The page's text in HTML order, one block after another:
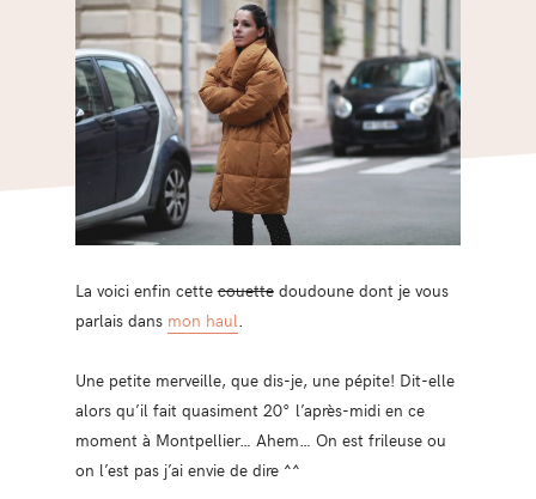
La voici enfin cettecouettedoudoune dont je vous
parlais dans mon haul.
Une petite merveille, que dis-je, une pépite! Dit-elle
alors qu’il fait quasiment 20° l’après-midi en ce
moment à Montpellier… Ahem… On est frileuse ou
on l’est pas j’ai envie de dire ^^